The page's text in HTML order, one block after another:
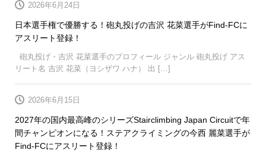
日本選手権で優勝する！砲丸投げの吉沢 花菜選手がFind-FCに
アスリート登録！
2026年6月24日
砲丸投げ・吉沢 花菜選手のプロフィール ジャンル 砲丸投げ アス
リート名 吉沢 花菜（ヨシザワ ハナ） 出 […]
2027年の国内最高峰のシリーズStairclimbing Japan Circuitで年
間チャンピオンになる！ステアクライミングの今西 麗菜選手が
Find-FCにアスリート登録！
2026年6月15日